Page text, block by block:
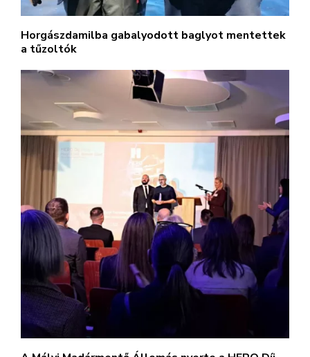
Horgászdamilba gabalyodott baglyot mentettek
a tűzoltók